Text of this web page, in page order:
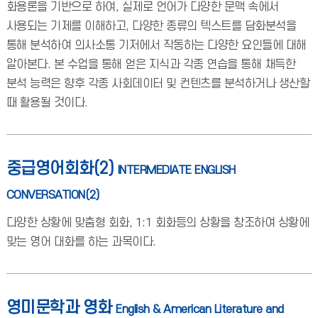
화용론을 기반으로 하여, 실제로 언어가 다양한 문맥 속에서
사용되는 기제를 이해하고, 다양한 종류의 텍스트를 담화분석을
통해 분석하여 의사소통 기저에서 작동하는 다양한 요인들에 대해
알아본다. 본 수업을 통해 얻은 지식과 각종 연습을 통해 채득한
분석 능력은 향후 각종 사회데이터 및 컨텐츠를 분석하거나 생산할
때 활용될 것이다.
중급영어회화(2) INTERMEDIATE ENGLISH
CONVERSATION(2)
다양한 상황에 맞춤형 회화, 1:1 회화등의 상황을 창조하여 상황에
맞는 영어 대화를 하는 과목이다.
영미문학과 영화 English & American Literature and